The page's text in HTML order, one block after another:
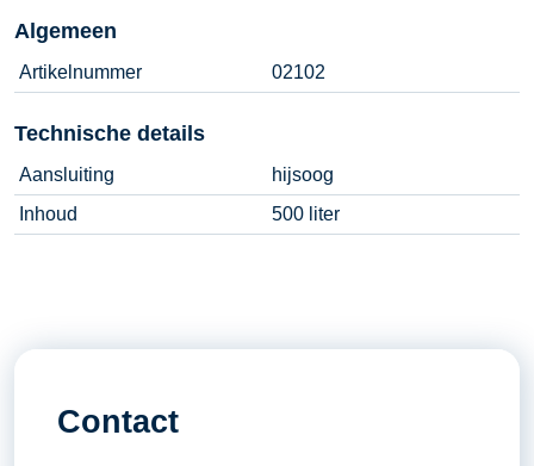
Algemeen
Artikelnummer 02102
Technische details
Aansluiting
hijsoog
Inhoud
500 liter
Contact